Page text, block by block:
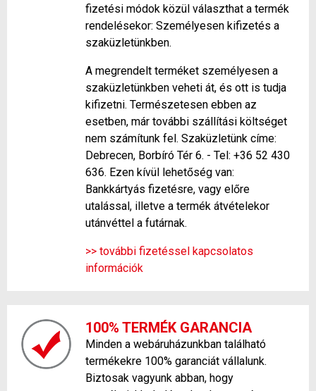
fizetési módok közül választhat a termék
rendelésekor: Személyesen kifizetés a
szaküzletünkben.
A megrendelt terméket személyesen a
szaküzletünkben veheti át, és ott is tudja
kifizetni. Természetesen ebben az
esetben, már további szállítási költséget
nem számítunk fel. Szaküzletünk címe:
Debrecen, Borbíró Tér 6. - Tel: +36 52 430
636. Ezen kívül lehetőség van:
Bankkártyás fizetésre, vagy előre
utalással, illetve a termék átvételekor
utánvéttel a futárnak.
>> további fizetéssel kapcsolatos
információk
100% TERMÉK GARANCIA
Minden a webáruházunkban található
termékekre 100% garanciát vállalunk.
Biztosak vagyunk abban, hogy